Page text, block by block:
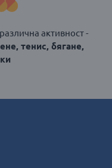
активност -
тенис, бягане,